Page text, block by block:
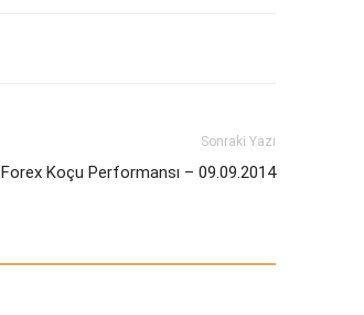
Sonraki Yazı
Forex Koçu Performansı – 09.09.2014